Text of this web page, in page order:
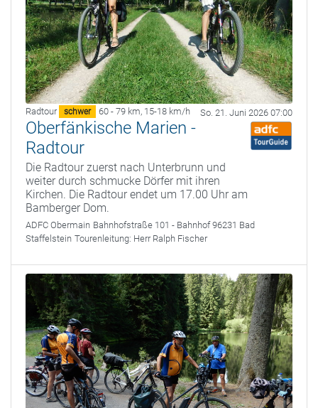
Radtour schwer 60 - 79 km, 15-18 km/h So. 21. Juni 2026 07:00
Oberfänkische Marien -
Radtour
Die Radtour zuerst nach Unterbrunn und
weiter durch schmucke Dörfer mit ihren
Kirchen. Die Radtour endet um 17.00 Uhr am
Bamberger Dom.
ADFC Obermain Bahnhofstraße 101 - Bahnhof 96231 Bad
Staffelstein Tourenleitung: Herr Ralph Fischer